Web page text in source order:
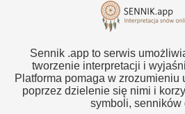
Sennik .app to serwis
tworzenie interpretacji i
Platforma pomaga w zrozumieniu
poprzez dzielenie się nimi i
symboli, senników